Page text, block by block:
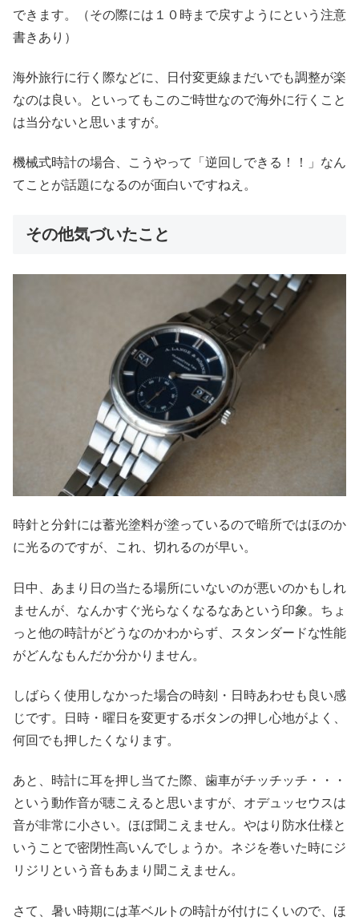
できます。（その際には１０時まで戻すようにという注意
書きあり）
海外旅行に行く際などに、日付変更線まだいでも調整が楽
なのは良い。といってもこのご時世なので海外に行くこと
は当分ないと思いますが。
機械式時計の場合、こうやって「逆回しできる！！」なん
てことが話題になるのが面白いですねえ。
その他気づいたこと
時針と分針には蓄光塗料が塗っているので暗所ではほのか
に光るのですが、これ、切れるのが早い。
日中、あまり日の当たる場所にいないのが悪いのかもしれ
ませんが、なんかすぐ光らなくなるなあという印象。ちょ
っと他の時計がどうなのかわからず、スタンダードな性能
がどんなもんだか分かりません。
しばらく使用しなかった場合の時刻・日時あわせも良い感
じです。日時・曜日を変更するボタンの押し心地がよく、
何回でも押したくなります。
あと、時計に耳を押し当てた際、歯車がチッチッチ・・・
という動作音が聴こえると思いますが、オデュッセウスは
音が非常に小さい。ほぼ聞こえません。やはり防水仕様と
いうことで密閉性高いんでしょうか。ネジを巻いた時にジ
リジリという音もあまり聞こえません。
さて、暑い時期には革ベルトの時計が付けにくいので、ほ